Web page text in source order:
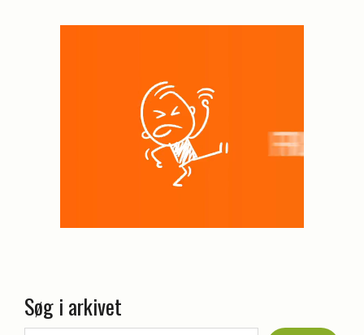
Søg i arkivet